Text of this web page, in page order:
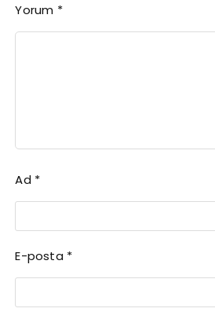
Yorum *
Ad *
E-posta *